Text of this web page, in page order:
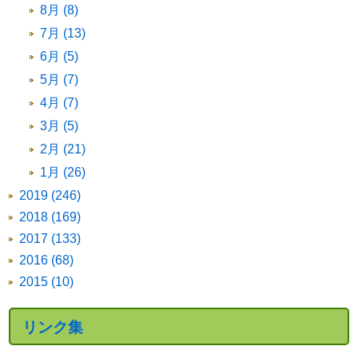
8月 (8)
7月 (13)
6月 (5)
5月 (7)
4月 (7)
3月 (5)
2月 (21)
1月 (26)
2019 (246)
2018 (169)
2017 (133)
2016 (68)
2015 (10)
リンク集